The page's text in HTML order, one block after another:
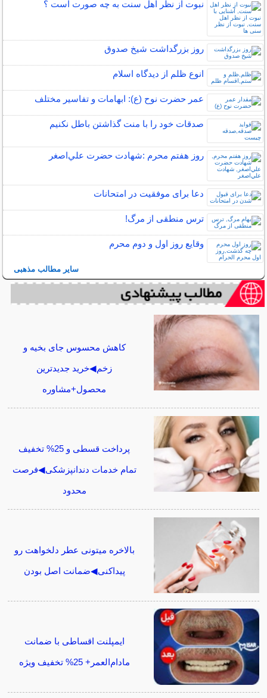
نبوت از نظر اهل سنت به چه صورت است ؟
روز بزرگداشت شيخ صدوق
انوع ظلم از دیدگاه اسلام
عمر حضرت نوح (ع): ابهامات و تفاسیر مختلف
صدقات خود را با منت گذاشتن باطل نکنیم
روز هفتم محرم :شهادت حضرت علي‌اصغر
دعا برای موفقیت در امتحانات
ترس منطقی از مرگ!
وقایع روز اول و دوم محرم
سایر مطالب مذهبی
کاهش محسوس جای بخیه و
زخم◀خرید جدیدترین
محصول+مشاوره
پرداخت قسطی و 25% تخفیف
تمام خدمات دندانپزشکی◀فرصت
محدود
بالاخره میتونی عطر دلخواهت رو
پیداکنی◀ضمانت اصل بودن
ایمپلنت اقساطی با ضمانت
مادام‌العمر+ 25% تخفیف ویژه